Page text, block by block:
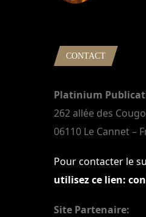
CONTACT
Platinium
262 allée des
06110 Le Cannet –
Pour contacter le
utilisez ce lien:
Site Partenaire: